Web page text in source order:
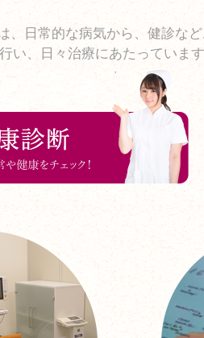
、日常的な病気から、健診な
い、日々治療にあたっています